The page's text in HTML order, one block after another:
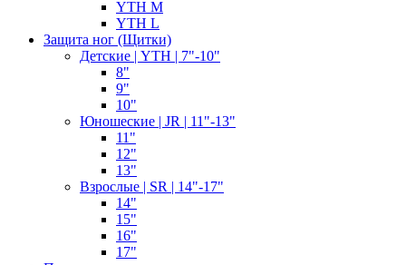
YTH M
YTH L
Защита ног (Щитки)
Детские | YTH | 7"-10"
8"
9"
10"
Юношеские | JR | 11"-13"
11"
12"
13"
Взрослые | SR | 14"-17"
14"
15"
16"
17"